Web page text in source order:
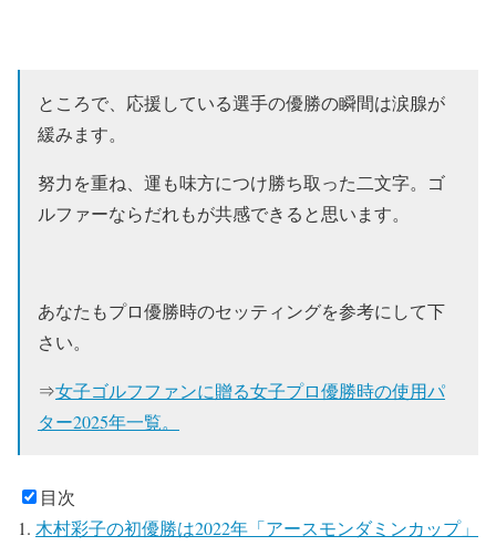
ところで、応援している選手の優勝の瞬間は涙腺が
緩みます。
努力を重ね、運も味方につけ勝ち取った二文字。ゴ
ルファーならだれもが共感できると思います。
あなたもプロ優勝時のセッティングを参考にして下
さい。
⇒女子ゴルフファンに贈る女子プロ優勝時の使用パ
ター2025年一覧。
目次
木村彩子の初優勝は2022年「アースモンダミンカップ」